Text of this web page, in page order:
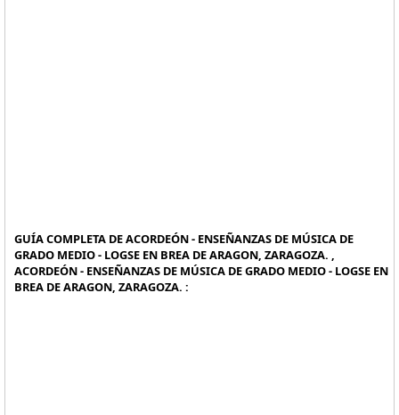
GUÍA COMPLETA DE ACORDEÓN - ENSEÑANZAS DE MÚSICA DE
GRADO MEDIO - LOGSE EN BREA DE ARAGON, ZARAGOZA. ,
ACORDEÓN - ENSEÑANZAS DE MÚSICA DE GRADO MEDIO - LOGSE EN
BREA DE ARAGON, ZARAGOZA. :